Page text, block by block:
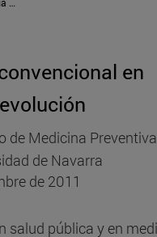
en
de Medicina
de Navarra
de 2011
salud pública y en